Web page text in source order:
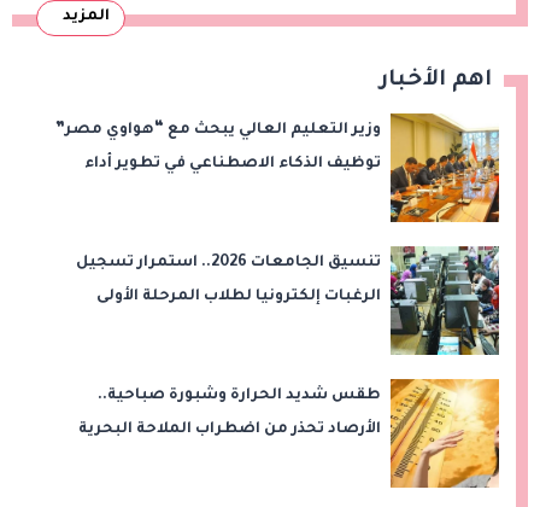
المزيد
اهم الأخبار
وزير التعليم العالي يبحث مع “هواوي مصر”
توظيف الذكاء الاصطناعي في تطوير أداء
تنسيق الجامعات 2026.. استمرار تسجيل
الرغبات إلكترونيا لطلاب المرحلة الأولى
طقس شديد الحرارة وشبورة صباحية..
الأرصاد تحذر من اضطراب الملاحة البحرية